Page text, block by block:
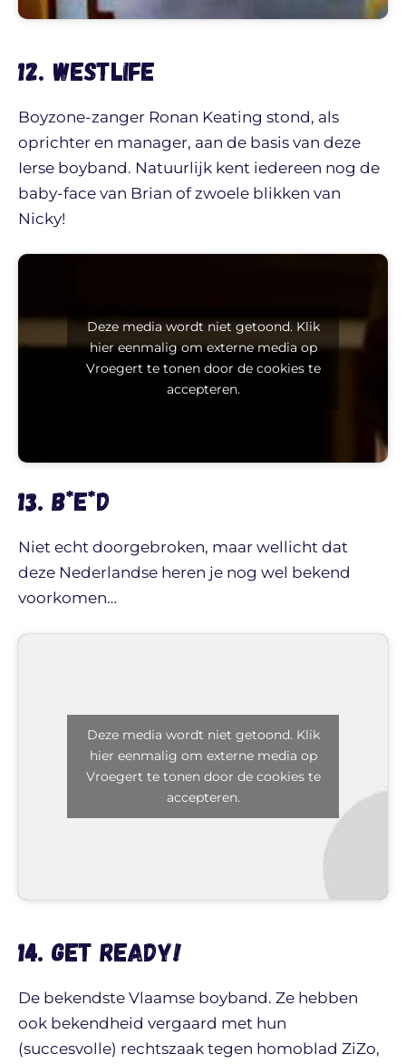
12. Westlife
Boyzone-zanger Ronan Keating stond, als
oprichter en manager, aan de basis van deze
Ierse boyband. Natuurlijk kent iedereen nog de
baby-face van Brian of zwoele blikken van
Nicky!
Deze media wordt niet getoond. Klik
hier eenmalig om externe media op
Vroegert te tonen door de cookies te
accepteren.
13. B*E*D
Niet echt doorgebroken, maar wellicht dat
deze Nederlandse heren je nog wel bekend
voorkomen…
Deze media wordt niet getoond. Klik
hier eenmalig om externe media op
Vroegert te tonen door de cookies te
accepteren.
14. Get Ready!
De bekendste Vlaamse boyband. Ze hebben
ook bekendheid vergaard met hun
(succesvolle) rechtszaak tegen homoblad ZiZo,